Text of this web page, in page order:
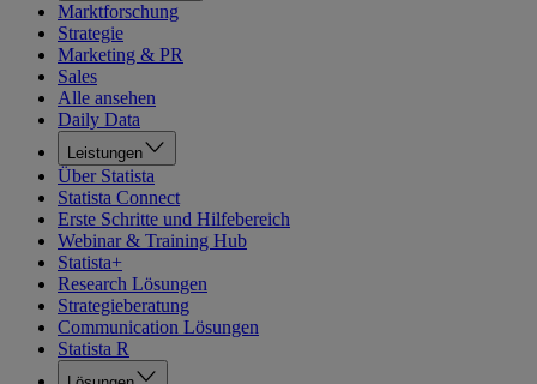
Marktforschung
Strategie
Marketing & PR
Sales
Alle ansehen
Daily Data
Leistungen
Über Statista
Statista Connect
Erste Schritte und Hilfebereich
Webinar & Training Hub
Statista+
Research Lösungen
Strategieberatung
Communication Lösungen
Statista R